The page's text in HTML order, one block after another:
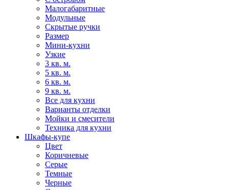
Малогабаритные
Модульные
Скрытые ручки
Размер
Мини-кухни
Узкие
3 кв. м.
5 кв. м.
6 кв. м.
9 кв. м.
Все для кухни
Варианты отделки
Мойки и смесители
Техника для кухни
Шкафы-купе
Цвет
Коричневые
Серые
Темные
Черные